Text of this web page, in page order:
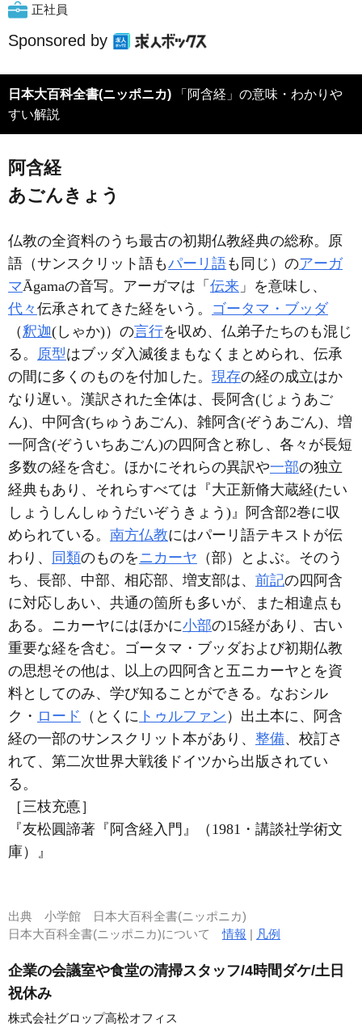
正社員
Sponsored by
日本大百科全書(ニッポニカ)
すい解説
阿含経
あごんきょう
仏教の全資料のうち最古の初期仏教経典の総称。原
語（サンスクリット語もパーリ語も同じ）のアーガ
マĀgamaの音写。アーガマは「 伝来 」を意味し、
代々 伝承されてきた経をいう。 ゴータマ・ブッダ
（釈迦(しゃか)）の言行を収め、仏弟子たちのも混じ
る。 原型はブッダ入滅後まもなくまとめられ、伝承
の間に多くのものを付加した。 現存の経の成立はか
なり遅い。漢訳された全体は、長阿含(じょうあご
ん)、中阿含(ちゅうあごん)、雑阿含(ぞうあごん)、増
一阿含(ぞういちあごん)の四阿含と称し、各々が長短
多数の経を含む。ほかにそれらの異訳や一部の独立
経典もあり、それらすべては『大正新脩大蔵経(たい
しょうしんしゅうだいぞうきょう)』阿含部2巻に収
められている。 南方仏教にはパーリ語テキストが伝
わり、
同類のものをニカーヤ （部）とよぶ。そのう
ち、長部、中部、相応部、増支部は、 前記の四阿含
に対応しあい、共通の箇所も多いが、また相違点も
ある。ニカーヤにはほかに小部の15経があり、古い
重要な経を含む。ゴータマ・ブッダおよび初期仏教
の思想その他は、以上の四阿含と五ニカーヤとを資
料としてのみ、学び知ることができる。なおシル
ク・ ロード （とくに トゥルファン ）出土本に、阿含
経の一部のサンスクリット本があり、 整備、校訂さ
れて、第二次世界大戦後ドイツから出版されてい
る。
［三枝充悳］
『友松圓諦著『阿含経入門』（1981・講談社学術文
庫）』
出典 小学館 日本大百科全書(ニッポニカ)
日本大百科全書(ニッポニカ)について情報 | 凡例
企業の会議室や食堂の清掃スタッフ/4時間ダケ/土日
祝休み
株式会社グロップ高松オフィス